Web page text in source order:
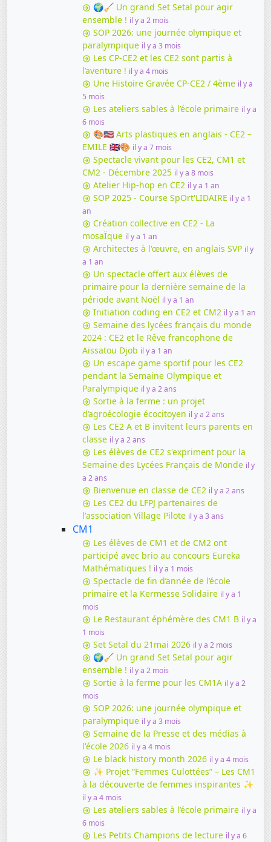
🌍🧹 Un grand Set Setal pour agir
ensemble ! il y a 2 mois
SOP 2026: une journée olympique et
paralympique il y a 3 mois
Les CP-CE2 et les CE2 sont partis à
l’aventure ! il y a 4 mois
Une Histoire Gravée CP-CE2 / 4ème il y a
5 mois
Les ateliers sables à l’école primaire il y a
6 mois
🎨🇺🇸 Arts plastiques en anglais - CE2 –
EMILE 🇬🇧🎨 il y a 7 mois
Spectacle vivant pour les CE2, CM1 et
CM2 - Décembre 2025 il y a 8 mois
Atelier Hip-hop en CE2 il y a 1 an
SOP 2025 - Course SpOrt'LIDAIRE il y a 1
an
Création collective en CE2 - La
mosaÏque il y a 1 an
Architectes à l'œuvre, en anglais SVP il y
a 1 an
Un spectacle offert aux élèves de
primaire pour la dernière semaine de la
période avant Noël il y a 1 an
Initiation coding en CE2 et CM2 il y a 1 an
Semaine des lycées français du monde
2024 : CE2 et le Rêve francophone de
Aïssatou Djob il y a 1 an
Un escape game sportif pour les CE2
pendant la Semaine Olympique et
Paralympique il y a 2 ans
Sortie à la ferme : un projet
d’agroécologie écocitoyen il y a 2 ans
Les CE2 A et B invitent leurs parents en
classe il y a 2 ans
Les élèves de CE2 s'expriment pour la
Semaine des Lycées Français de Monde il y
a 2 ans
Bienvenue en classe de CE2 il y a 2 ans
Les CE2 du LFPJ partenaires de
l'association Village Pilote il y a 3 ans
CM1
Les élèves de CM1 et de CM2 ont
participé avec brio au concours Eureka
Mathématiques ! il y a 1 mois
Spectacle de fin d’année de l’école
primaire et la Kermesse Solidaire il y a 1
mois
Le Restaurant éphémère des CM1 B il y a
1 mois
Set Setal du 21mai 2026 il y a 2 mois
🌍🧹 Un grand Set Setal pour agir
ensemble ! il y a 2 mois
Sortie à la ferme pour les CM1A il y a 2
mois
SOP 2026: une journée olympique et
paralympique il y a 3 mois
Semaine de la Presse et des médias à
l'école 2026 il y a 4 mois
Le black history month 2026 il y a 4 mois
✨ Projet “Femmes Culottées” – Les CM1
à la découverte de femmes inspirantes ✨
il y a 4 mois
Les ateliers sables à l’école primaire il y a
6 mois
Les Petits Champions de lecture il y a 6